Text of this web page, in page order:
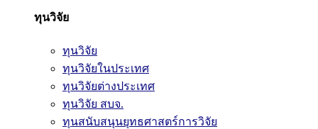
ทุนวิจัย
ทุนวิจัย
ทุนวิจัยในประเทศ
ทุนวิจัยต่างประเทศ
ทุนวิจัย สบจ.
ทุนสนับสนุนยุทธศาสตร์การวิจัย